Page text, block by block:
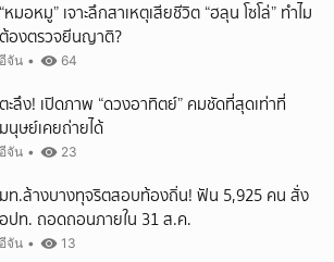
“หมอหมู” เจาะลึกสาเหตุเสียชีวิต “ฮลุน โซโล่” ทำไม
ต้องตรวจยีนญาติ?
อีจัน • 64
ตะลึง! เปิดภาพ “ดวงอาทิตย์” คมชัดที่สุดเท่าที่
มนุษย์เคยถ่ายได้
อีจัน • 23
มท.ล้างบางทุจริตสอบท้องถิ่น! ฟัน 5,925 คน สั่ง
อปท. ถอดถอนภายใน 31 ส.ค.
อีจัน • 13